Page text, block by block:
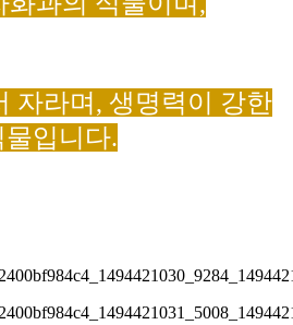
자라며, 생명력이 강한
물입니다.